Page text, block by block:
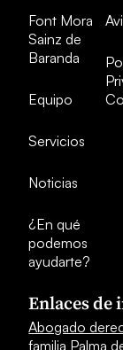
Font Mora
Sainz de
Baranda
Equipo
Servicios
Noticias
¿En qué
podemos
ayudarte?
Enlaces de
Abogado
familia Palma